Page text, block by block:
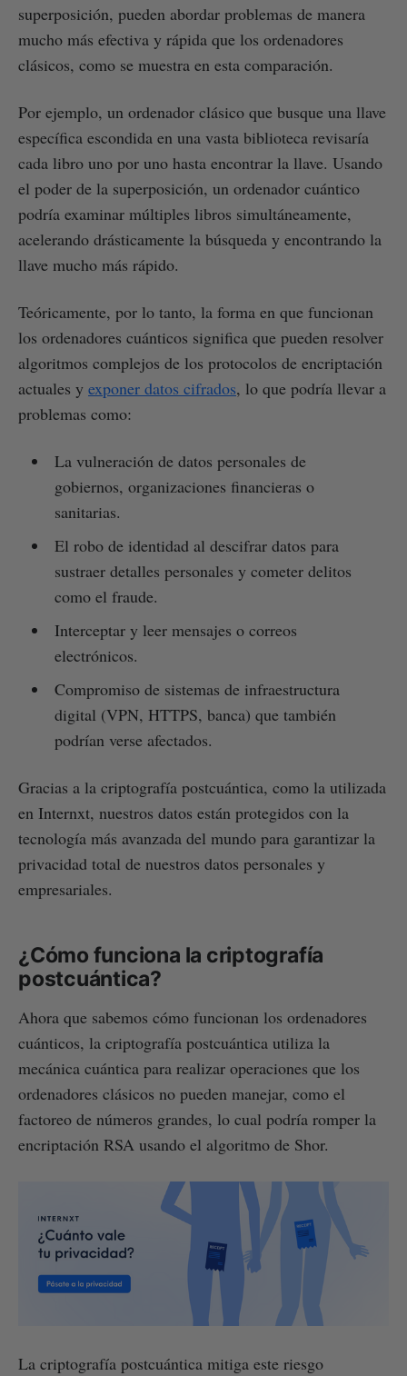
superposición, pueden abordar problemas de manera
mucho más efectiva y rápida que los ordenadores
clásicos, como se muestra en esta comparación.
Por ejemplo, un ordenador clásico que busque una llave
específica escondida en una vasta biblioteca revisaría
cada libro uno por uno hasta encontrar la llave. Usando
el poder de la superposición, un ordenador cuántico
podría examinar múltiples libros simultáneamente,
acelerando drásticamente la búsqueda y encontrando la
llave mucho más rápido.
Teóricamente, por lo tanto, la forma en que funcionan
los ordenadores cuánticos significa que pueden resolver
algoritmos complejos de los protocolos de encriptación
actuales y exponer datos cifrados, lo que podría llevar a
problemas como:
La vulneración de datos personales de
gobiernos, organizaciones financieras o
sanitarias.
El robo de identidad al descifrar datos para
sustraer detalles personales y cometer delitos
como el fraude.
Interceptar y leer mensajes o correos
electrónicos.
Compromiso de sistemas de infraestructura
digital (VPN, HTTPS, banca) que también
podrían verse afectados.
Gracias a la criptografía postcuántica, como la utilizada
en Internxt, nuestros datos están protegidos con la
tecnología más avanzada del mundo para garantizar la
privacidad total de nuestros datos personales y
empresariales.
¿Cómo funciona la criptografía
postcuántica?
Ahora que sabemos cómo funcionan los ordenadores
cuánticos, la criptografía postcuántica utiliza la
mecánica cuántica para realizar operaciones que los
ordenadores clásicos no pueden manejar, como el
factoreo de números grandes, lo cual podría romper la
encriptación RSA usando el algoritmo de Shor.
La criptografía postcuántica mitiga este riesgo